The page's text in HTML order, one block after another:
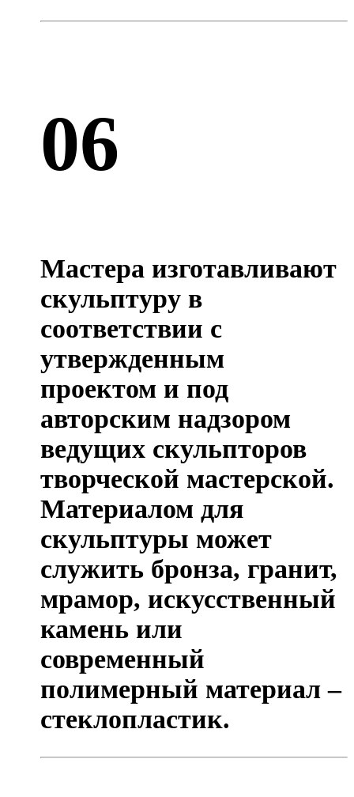
06
Мастера изготавливают
скульптуру в
соответствии с
утвержденным
проектом и под
авторским надзором
ведущих скульпторов
творческой мастерской.
Материалом для
скульптуры может
служить бронза, гранит,
мрамор, искусственный
камень или
современный
полимерный материал –
стеклопластик.